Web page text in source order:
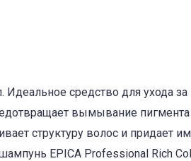
Идеальное средство для ухода за
вымывание
структуру волос и придает им
EPICA Professional Rich